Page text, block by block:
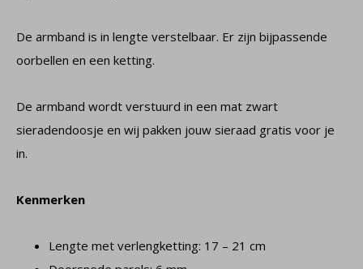
De armband is in lengte verstelbaar. Er zijn bijpassende
oorbellen en een ketting.
De armband wordt verstuurd in een mat zwart
sieradendoosje en wij pakken jouw sieraad gratis voor je
in.
Kenmerken
Lengte met verlengketting: 17 – 21 cm